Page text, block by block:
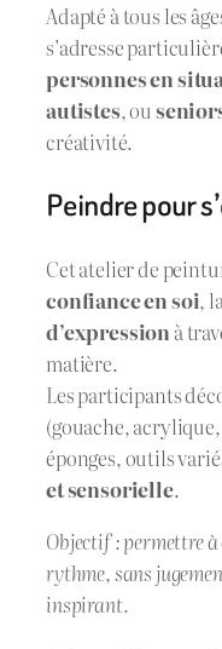
Adapté à tous les
s’adresse
personnes en
autistes, ou
créativité.
Peindre pour
Cet atelier de
confiance en soi,
d’expression à
matière.
Les participants
(gouache,
éponges, outils
et sensorielle.
Objectif : permettre à
rythme, sans
inspirant.